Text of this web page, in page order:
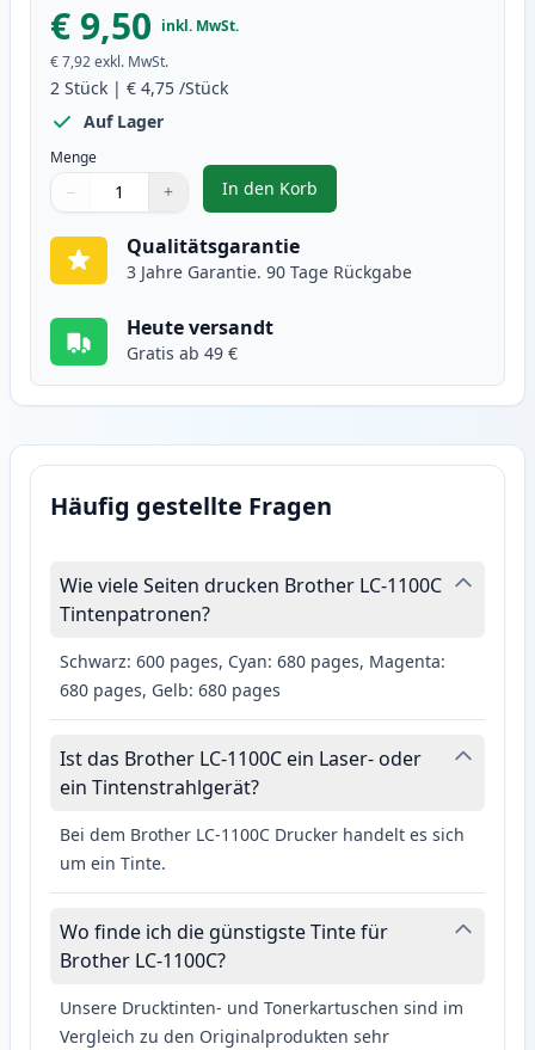
€ 9,50 inkl. MwSt.
€ 7,92exkl. MwSt.
2 Stück | € 4,75 /Stück
Auf Lager
Menge
Verwenden Sie die Tasten, um anzupassen
− +
1
In den Korb
, 2 stück Brother LC1100C cyan
Qualitätsgarantie
3 Jahre Garantie. 90 Tage Rückgabe
Heute versandt
Gratis ab 49 €
Häufig gestellte Fragen
Wie viele Seiten drucken Brother LC-1100C
Tintenpatronen?
Schwarz: 600 pages, Cyan: 680 pages, Magenta:
680 pages, Gelb: 680 pages
Ist das Brother LC-1100C ein Laser- oder
ein Tintenstrahlgerät?
Bei dem Brother LC-1100C Drucker handelt es sich
um ein Tinte.
Wo finde ich die günstigste Tinte für
Brother LC-1100C?
Unsere Drucktinten- und Tonerkartuschen sind im
Vergleich zu den Originalprodukten sehr